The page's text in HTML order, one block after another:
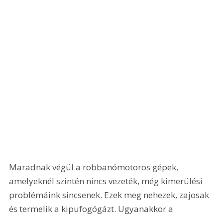
Maradnak végül a robbanómotoros gépek,
amelyeknél szintén nincs vezeték, még kimerülési
problémáink sincsenek. Ezek meg nehezek, zajosak
és termelik a kipufogógázt. Ugyanakkor a